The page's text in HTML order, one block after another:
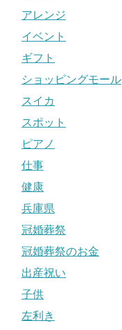
アレンジ
イベント
ギフト
ショッピングモール
スイカ
スポット
ピアノ
仕事
健康
兵庫県
冠婚葬祭
冠婚葬祭のお金
出産祝い
子供
左利き